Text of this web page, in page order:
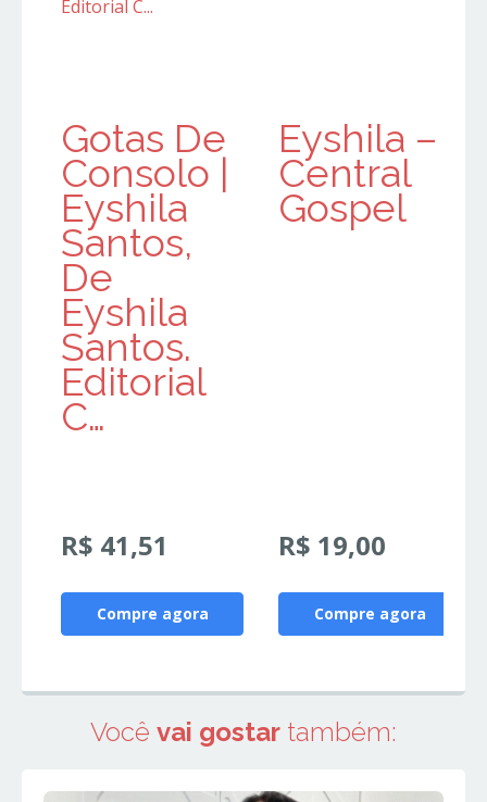
Gotas De
Consolo |
Eyshila
Santos,
De
Eyshila
Santos.
Editorial
C…
R$ 41,51
Compre agora
Eyshila –
Central
Gospel
R$ 19,00
Compre agora
Você vai gostar também: